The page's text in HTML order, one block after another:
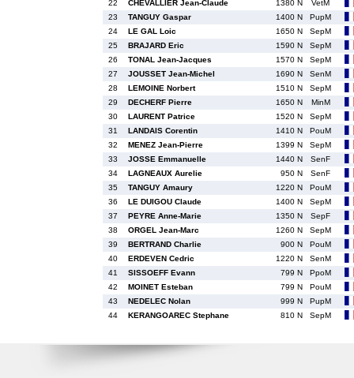
22
CHEVALLIER Jean-Claude 1380 N
VetM
23
TANGUY Gaspar 1400 N
PupM
24
LE GAL Loic 1650 N
SepM
25
BRAJARD Eric 1590 N
SepM
26
TONAL Jean-Jacques 1570 N
SepM
27
JOUSSET Jean-Michel 1690 N
SenM
28
LEMOINE Norbert 1510 N
SepM
29
DECHERF Pierre 1650 N
MinM
30
LAURENT Patrice 1520 N
SepM
31
LANDAIS Corentin 1410 N
PouM
32
MENEZ Jean-Pierre 1399 N
SepM
33
JOSSE Emmanuelle 1440 N
SenF
34
LAGNEAUX Aurelie 950 N
SenF
35
TANGUY Amaury 1220 N
PouM
36
LE DUIGOU Claude 1400 N
SepM
37
PEYRE Anne-Marie 1350 N
SepF
38
ORGEL Jean-Marc 1260 N
SepM
39
BERTRAND Charlie 900 N
PouM
40
ERDEVEN Cedric 1220 N
SenM
41
SISSOEFF Evann 799 N
PpoM
42
MOINET Esteban 799 N
PouM
43
NEDELEC Nolan 999 N
PupM
44
KERANGOAREC Stephane 810 N SepM